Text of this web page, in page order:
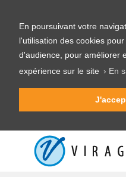
En poursuivant votre
l'utilisation des cookies
d'audience, pour améliorer
expérience sur le site › En